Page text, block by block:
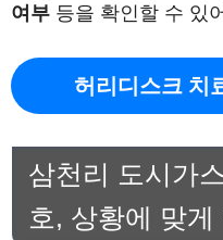
여부 등을 확인할 수 있
허리디스크 치
삼천리 도시가
호, 상황에 맞